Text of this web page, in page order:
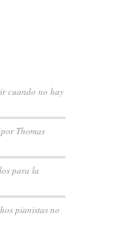
cuando no hay
Thomas
para la
pianistas no